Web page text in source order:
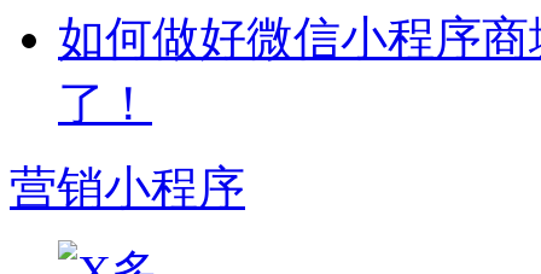
如何做好微信小程序
了！
营销小程序